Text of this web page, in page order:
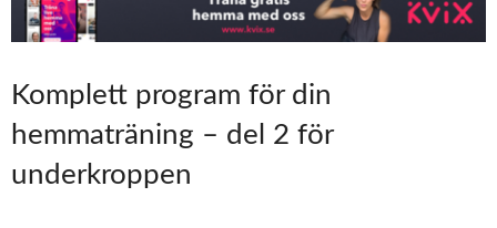
Komplett program för din
hemmaträning – del 2 för
underkroppen